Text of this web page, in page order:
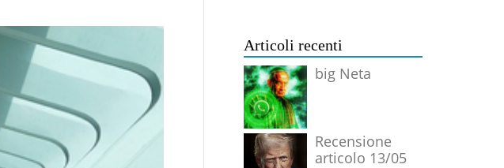
Articoli recenti
big Neta
Recensione
articolo 13/05